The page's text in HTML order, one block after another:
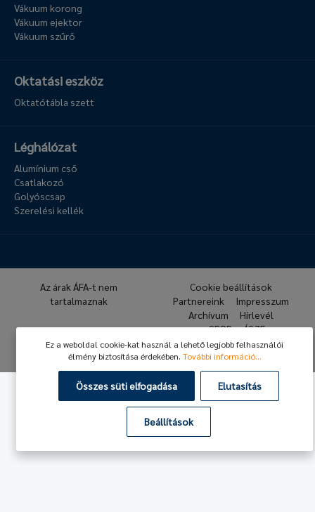
Vákuum korong
Vákuum ejektor
Vákuum szűrő
Oktatási eszköz
Oktatótábla szett
Léghálózat
Alumínium cső
Csatlakozó
Golyóscsap
Szerelési kellék
© 2026 Hafner Pneumatika
Az árak ÁFA-t nem
tartalmaznak
Cookie beállítások
Partnereink
Impresszum
Archívum
Hírlevél
GDPR
ÁSZF
Ez a weboldal cookie-kat használ a lehető legjobb felhasználói
élmény biztosítása érdekében. További információ...
Összes süti elfogadása Elutasítás
Beállítások